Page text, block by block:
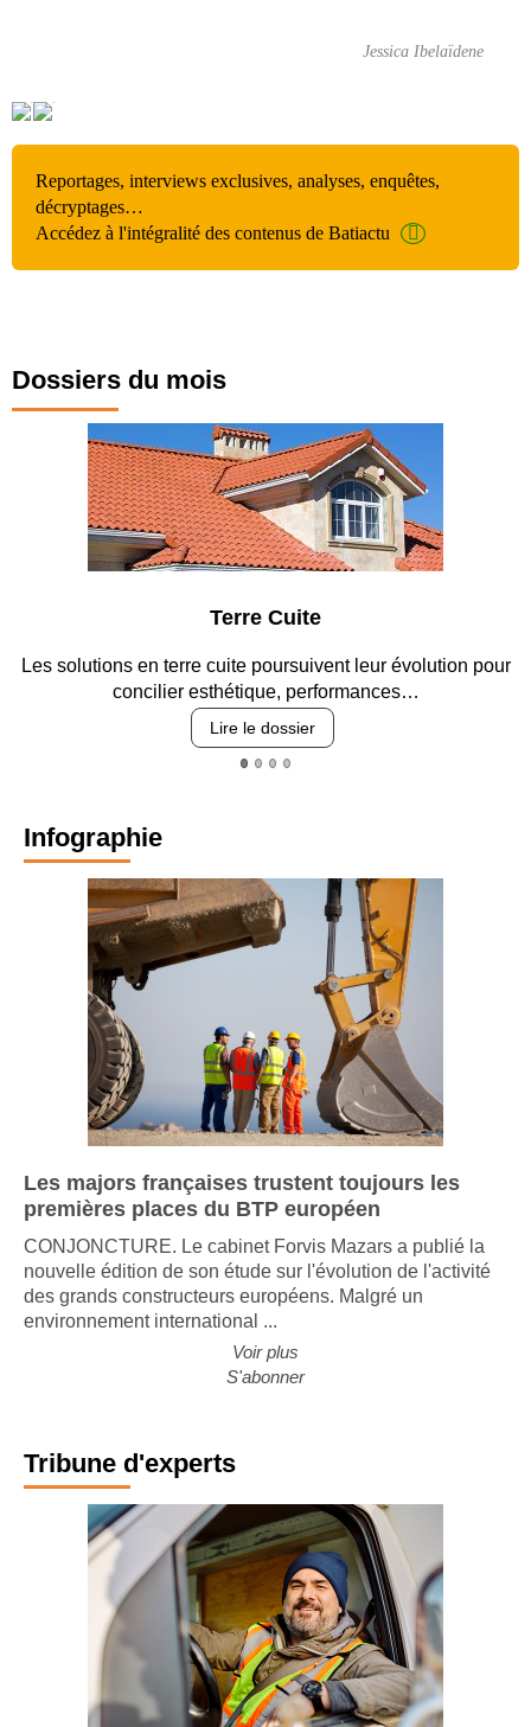
Jessica Ibelaïdene
Reportages, interviews exclusives, analyses, enquêtes,
décryptages…
Accédez à l'intégralité des contenus de Batiactu
Dossiers du mois
poursuivent leur évolution pour
performances…
Entre circulation,
Infographie
Les majors françaises trustent toujours les
premières places du BTP européen
CONJONCTURE. Le cabinet Forvis Mazars a publié la
nouvelle édition de son étude sur l'évolution de l'activité
des grands constructeurs européens. Malgré un
environnement international ...
Voir plus
S'abonner
Tribune d'experts